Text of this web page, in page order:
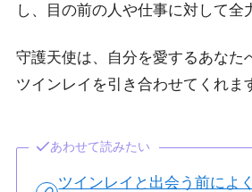
し、目の前の人や仕事に対して全
守護天使は、自分を愛するあなた
ツインレイを引き合わせてくれま
あわせて読みたい
ツインレイと出会う前によ